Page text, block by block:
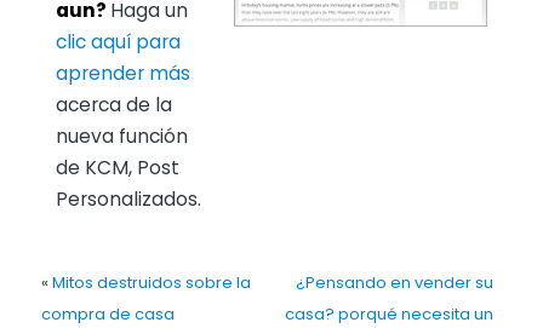
aun? Haga un
clic aquí para
aprender más
acerca de la
nueva función
de KCM, Post
Personalizados.
« Mitos destruidos sobre la
compra de casa
¿Pensando en vender su
casa? porqué necesita un